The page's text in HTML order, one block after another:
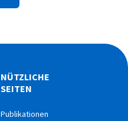
NÜTZLICHE
SEITEN
Publikationen